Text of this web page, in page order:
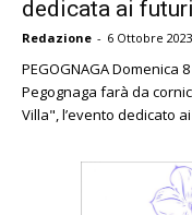
dedicata ai
Redazione - 6 Ottobre 2023
PEGOGNAGA Domenica
Pegognaga farà da
Villa", l’evento dedicato